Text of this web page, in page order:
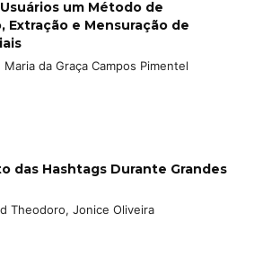
um Método de
Extração e Mensuração de
da Graça Campos Pimentel
das Hashtags Durante Grandes
Theodoro, Jonice Oliveira